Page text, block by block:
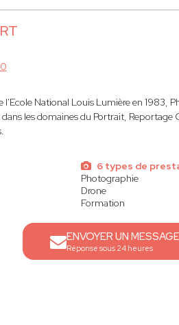
National Louis Lumière en 1983,
les domaines du Portrait,
6 types de
Photographie
Drone
Formation
ENVOYER UN MESSAGE
Réponse sous 24 heures